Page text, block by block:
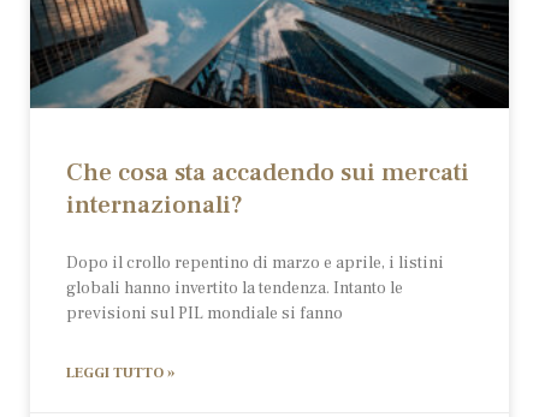
Che cosa sta accadendo sui mercati
internazionali?
Dopo il crollo repentino di marzo e aprile, i listini
globali hanno invertito la tendenza. Intanto le
previsioni sul PIL mondiale si fanno
LEGGI TUTTO »